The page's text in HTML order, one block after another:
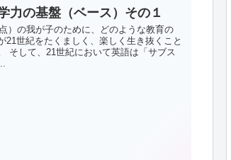
力の基盤（ベース）その１
）の我が子のために、どのような教育の
21世紀をたくましく、楽しく生き抜くこと
そして、21世紀において英語は「サブス